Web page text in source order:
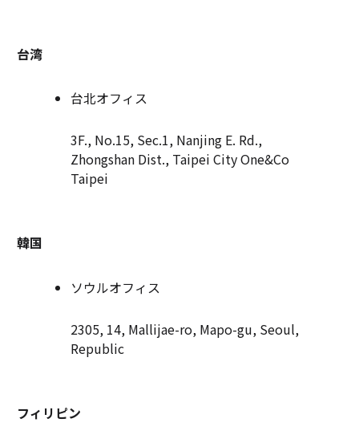
台湾
台北オフィス
3F., No.15, Sec.1, Nanjing E. Rd.,
Zhongshan Dist., Taipei City One&Co
Taipei
韓国
ソウルオフィス
2305, 14, Mallijae-ro, Mapo-gu, Seoul,
Republic
フィリピン